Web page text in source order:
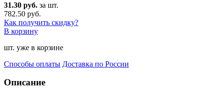
31.30 руб. за шт.
782.50 руб.
Как получить скидку?
В корзину
шт. уже в корзине
Способы оплаты Доставка по России
Описание